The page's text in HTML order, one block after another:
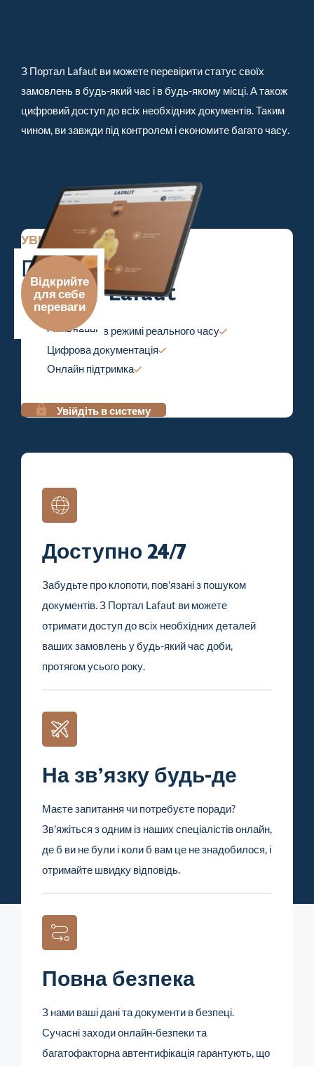
З Портал Lafaut ви можете перевірити статус своїх
замовлень в будь-який час і в будь-якому місці. А також
цифровий доступ до всіх необхідних документів. Таким
чином, ви завжди під контролем і економите багато часу.
УВІЙДІТЬ В СИСТЕМУ
Перейдіть до
Портал Lafaut
Оновлення в режимі реального часу
Цифрова документація
Онлайн підтримка
Увійдіть в систему
Відкрийте
для себе
переваги
Доступно 24/7
Забудьте про клопоти, пов'язані з пошуком
документів. З Портал Lafaut ви можете
отримати доступ до всіх необхідних деталей
ваших замовлень у будь-який час доби,
протягом усього року.
На зв'язку будь-де
Маєте запитання чи потребуєте поради?
Зв'яжіться з одним із наших спеціалістів онлайн,
де б ви не були і коли б вам це не знадобилося, і
отримайте швидку відповідь.
Повна безпека
З нами ваші дані та документи в безпеці.
Сучасні заходи онлайн-безпеки та
багатофакторна автентифікація гарантують, що